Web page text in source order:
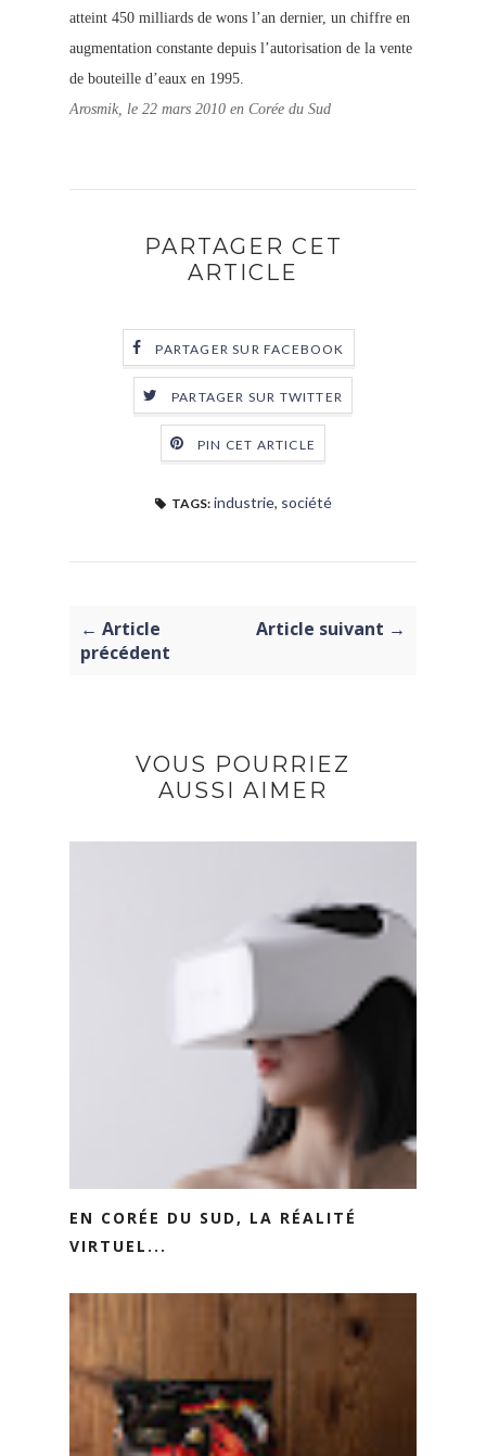
atteint 450 milliards de wons l’an dernier, un chiffre en
augmentation constante depuis l’autorisation de la vente
de bouteille d’eaux en 1995.
Arosmik, le 22 mars 2010 en Corée du Sud
PARTAGER CET
ARTICLE
PARTAGER SUR FACEBOOK
PARTAGER SUR TWITTER
PIN CET ARTICLE
TAGS: industrie, société
← Article
précédent
Article suivant →
VOUS POURRIEZ
AUSSI AIMER
EN CORÉE DU SUD, LA RÉALITÉ
VIRTUEL...